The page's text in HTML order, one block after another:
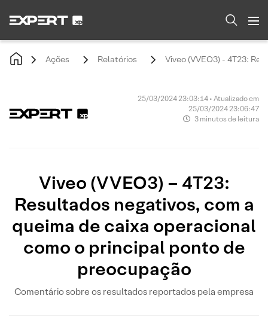
Ações Relatórios Viveo (VVEO3) - 4T23:
25/03/2024 23:03:14 • Atualizado em
25/03/2024 23:06:47
3 minutos de leitura
Viveo (VVEO3) – 4T23:
Resultados negativos, com a
queima de caixa operacional
como o principal ponto de
preocupação
Comentário sobre os resultados reportados pela empresa